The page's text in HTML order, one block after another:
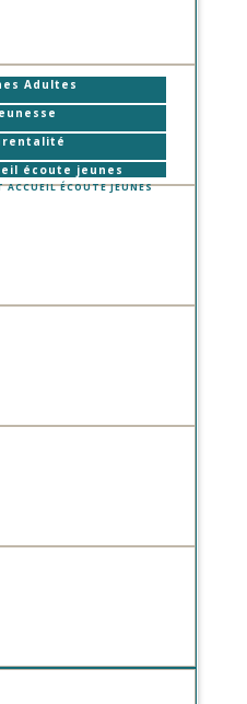
Adultes
écoute jeunes
ACCUEIL ÉCOUTE JEUNES